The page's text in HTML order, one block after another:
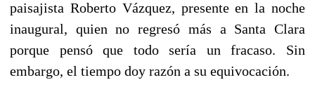
paisajista Roberto Vázquez, presente en la noche
inaugural, quien no regresó más a Santa Clara
porque pensó que todo sería un fracaso. Sin
embargo, el tiempo doy razón a su equivocación.